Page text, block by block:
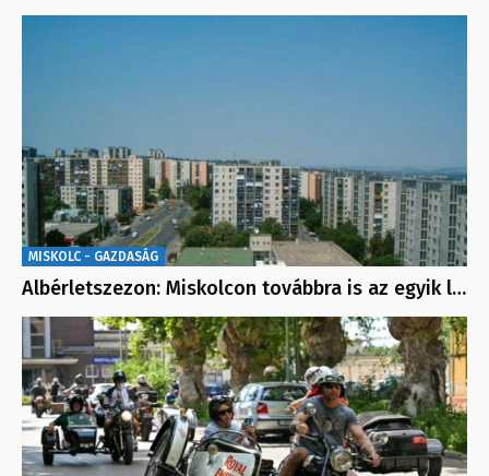
MISKOLC - GAZDASÁG
Albérletszezon: Miskolcon továbbra is az egyik l…